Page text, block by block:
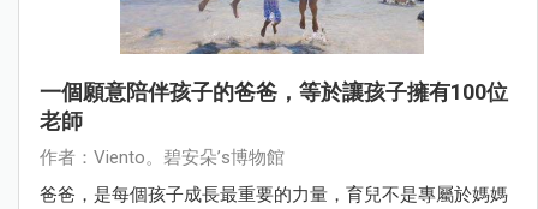
一個願意陪伴孩子的爸爸，等於讓孩子擁有100位
老師
作者：Viento。碧安朵’s博物館
爸爸，是每個孩子成長最重要的力量，育兒不是專屬於媽媽